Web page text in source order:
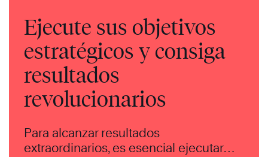
Ejecute sus objetivos
estratégicos y consiga
resultados
revolucionarios
Para alcanzar resultados
extraordinarios, es esencial ejecutar